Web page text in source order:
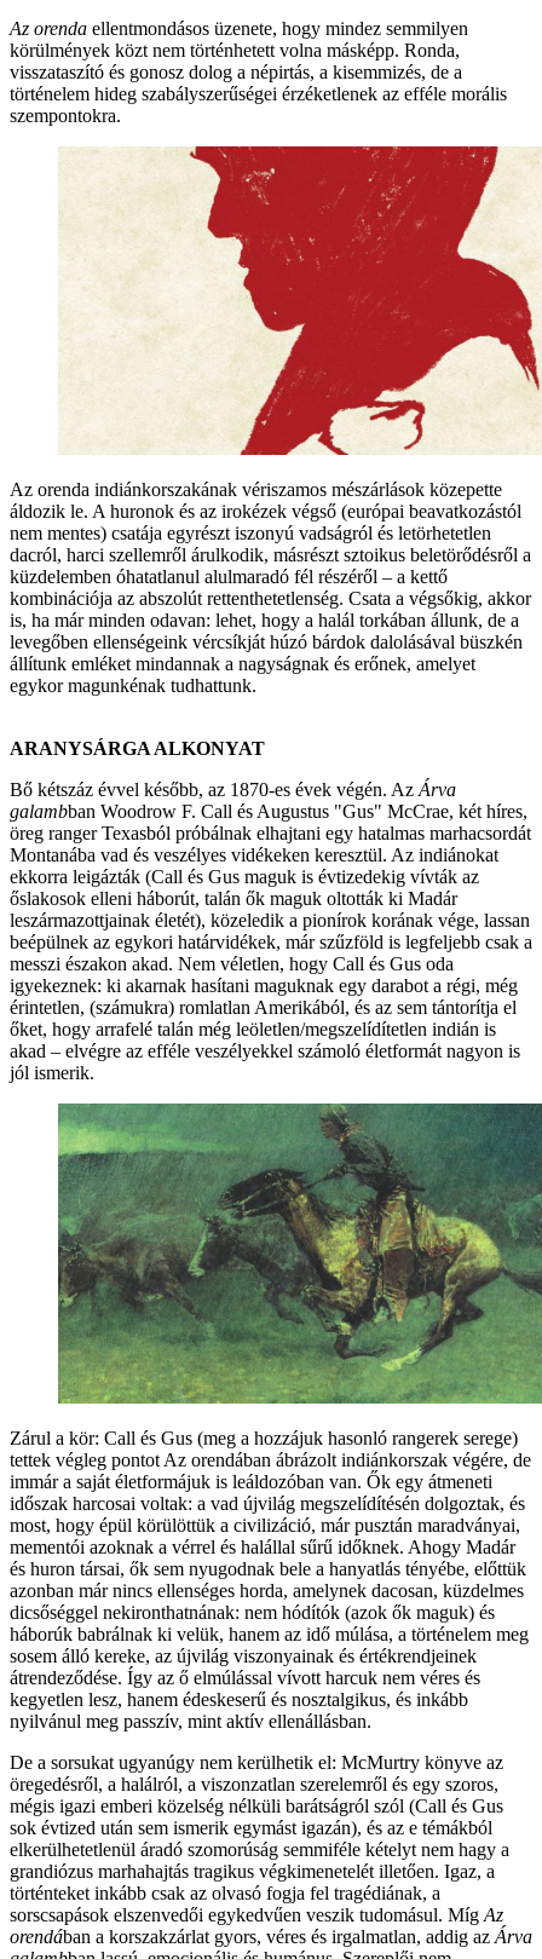
Az orenda ellentmondásos üzenete, hogy mindez semmilyen
körülmények közt nem történhetett volna másképp. Ronda,
visszataszító és gonosz dolog a népirtás, a kisemmizés, de a
történelem hideg szabályszerűségei érzéketlenek az efféle morális
szempontokra.
Az orenda indiánkorszakának vériszamos mészárlások közepette
áldozik le. A huronok és az irokézek végső (európai beavatkozástól
nem mentes) csatája egyrészt iszonyú vadságról és letörhetetlen
dacról, harci szellemről árulkodik, másrészt sztoikus beletörődésről a
küzdelemben óhatatlanul alulmaradó fél részéről – a kettő
kombinációja az abszolút rettenthetetlenség. Csata a végsőkig, akkor
is, ha már minden odavan: lehet, hogy a halál torkában állunk, de a
levegőben ellenségeink vércsíkját húzó bárdok dalolásával büszkén
állítunk emléket mindannak a nagyságnak és erőnek, amelyet
egykor magunkénak tudhattunk.
ARANYSÁRGA ALKONYAT
Bő kétszáz évvel később, az 1870-es évek végén. Az Árva
galambban Woodrow F. Call és Augustus "Gus" McCrae, két híres,
öreg ranger Texasból próbálnak elhajtani egy hatalmas marhacsordát
Montanába vad és veszélyes vidékeken keresztül. Az indiánokat
ekkorra leigázták (Call és Gus maguk is évtizedekig vívták az
őslakosok elleni háborút, talán ők maguk oltották ki Madár
leszármazottjainak életét), közeledik a pionírok korának vége, lassan
beépülnek az egykori határvidékek, már szűzföld is legfeljebb csak a
messzi északon akad. Nem véletlen, hogy Call és Gus oda
igyekeznek: ki akarnak hasítani maguknak egy darabot a régi, még
érintetlen, (számukra) romlatlan Amerikából, és az sem tántorítja el
őket, hogy arrafelé talán még leöletlen/megszelídítetlen indián is
akad – elvégre az efféle veszélyekkel számoló életformát nagyon is
jól ismerik.
Zárul a kör: Call és Gus (meg a hozzájuk hasonló rangerek serege)
tettek végleg pontot Az orendában ábrázolt indiánkorszak végére, de
immár a saját életformájuk is leáldozóban van. Ők egy átmeneti
időszak harcosai voltak: a vad újvilág megszelídítésén dolgoztak, és
most, hogy épül körülöttük a civilizáció, már pusztán maradványai,
mementói azoknak a vérrel és halállal sűrű időknek. Ahogy Madár
és huron társai, ők sem nyugodnak bele a hanyatlás tényébe, előttük
azonban már nincs ellenséges horda, amelynek dacosan, küzdelmes
dicsőséggel nekironthatnának: nem hódítók (azok ők maguk) és
háborúk babrálnak ki velük, hanem az idő múlása, a történelem meg
sosem álló kereke, az újvilág viszonyainak és értékrendjeinek
átrendeződése. Így az ő elmúlással vívott harcuk nem véres és
kegyetlen lesz, hanem édeskeserű és nosztalgikus, és inkább
nyilvánul meg passzív, mint aktív ellenállásban.
De a sorsukat ugyanúgy nem kerülhetik el: McMurtry könyve az
öregedésről, a halálról, a viszonzatlan szerelemről és egy szoros,
mégis igazi emberi közelség nélküli barátságról szól (Call és Gus
sok évtized után sem ismerik egymást igazán), és az e témákból
elkerülhetetlenül áradó szomorúság semmiféle kételyt nem hagy a
grandiózus marhahajtás tragikus végkimenetelét illetően. Igaz, a
történteket inkább csak az olvasó fogja fel tragédiának, a
sorscsapások elszenvedői egykedvűen veszik tudomásul. Míg Az
orendában a korszakzárlat gyors, véres és irgalmatlan, addig az Árva